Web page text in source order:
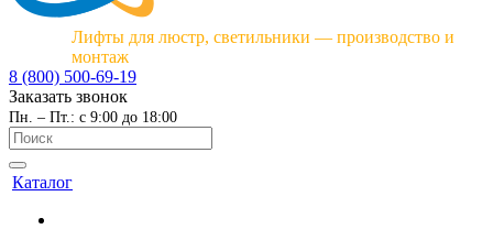
Лифты для люстр, светильники — производство и
монтаж
8 (800) 500-69-19
Заказать звонок
Пн. – Пт.: с 9:00 до 18:00
Каталог